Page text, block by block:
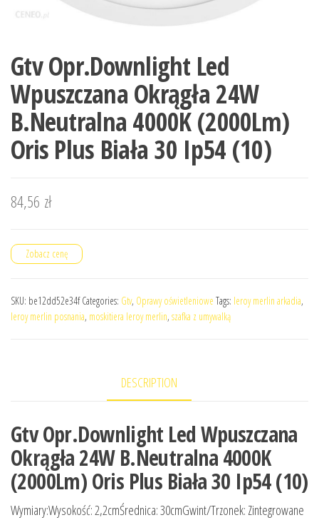
Gtv Opr.Downlight Led
Wpuszczana Okrągła 24W
B.Neutralna 4000K (2000Lm)
Oris Plus Biała 30 Ip54 (10)
84,56 zł
Zobacz cenę
SKU: be12dd52e34f Categories: Gtv, Oprawy oświetleniowe Tags: leroy merlin arkadia,
leroy merlin posnania, moskitiera leroy merlin, szafka z umywalką
DESCRIPTION
Gtv Opr.Downlight Led Wpuszczana
Okrągła 24W B.Neutralna 4000K
(2000Lm) Oris Plus Biała 30 Ip54 (10)
Wymiary:Wysokość: 2,2cmŚrednica: 30cmGwint/Trzonek: Zintegrowane